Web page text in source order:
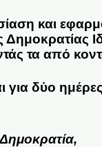
και
τα από
για δύο